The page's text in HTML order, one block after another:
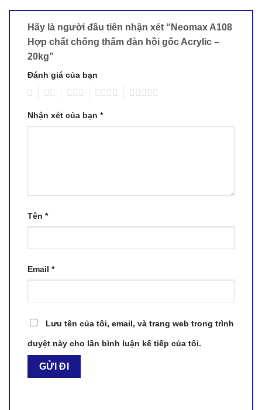
Hãy là người đầu tiên nhận xét “Neomax A108
Hợp chất chống thấm đàn hồi gốc Acrylic –
20kg”
Đánh giá của bạn
Nhận xét của bạn *
Tên *
Email *
Lưu tên của tôi, email, và trang web trong trình
duyệt này cho lần bình luận kế tiếp của tôi.